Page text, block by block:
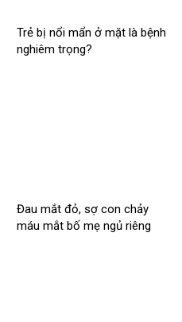
Trẻ bị nổi mẩn ở mặt là bệnh
nghiêm trọng?
Đau mắt đỏ, sợ con chảy
máu mắt bố mẹ ngủ riêng